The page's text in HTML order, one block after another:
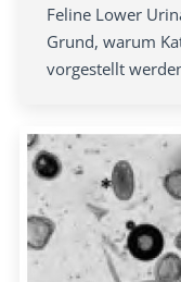
Feline Lower
Grund, warum
vorgestellt